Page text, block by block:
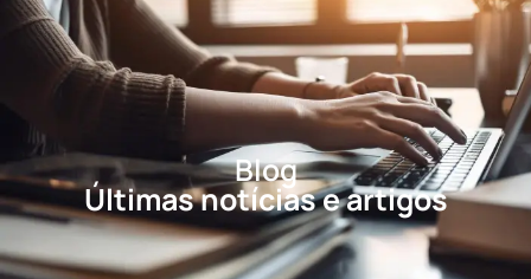
Blog
Últimas notícias e artigos